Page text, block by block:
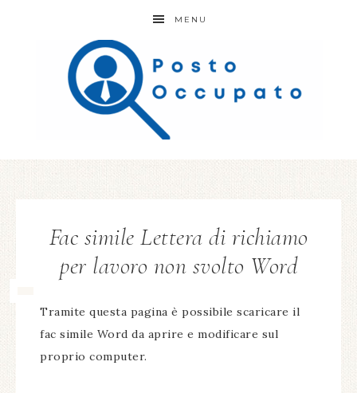
MENU
Fac simile Lettera di richiamo
per lavoro non svolto Word
Tramite questa pagina è possibile scaricare il
fac simile Word da aprire e modificare sul
proprio computer.